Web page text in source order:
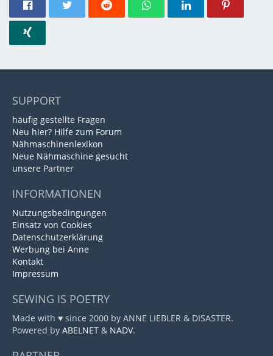
SUPPORT
häufig gestellte Fragen
Neu hier? Hilfe zum Forum
Nähmaschinenlexikon
Neue Nähmaschine gesucht
unsere Partner
INFORMATIONEN
Nutzungsbedingungen
Einsatz von Cookies
Datenschutzerklärung
Werbung bei Anne
Kontakt
Impressum
SEWING IS POETRY
Made with ♥ since 2000 by ANNE LIEBLER & DISASTER.
Powered by ABELNET & NADV.